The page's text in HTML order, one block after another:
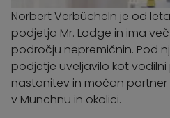
Norbert Verbücheln je od
podjetja Mr. Lodge in ima
področju nepremičnin. Pod
podjetje uveljavilo kot
nastanitev in močan
v Münchnu in okolici.